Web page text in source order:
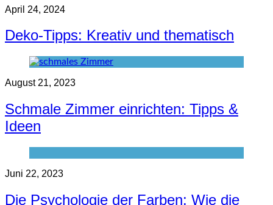
April 24, 2024
Deko-Tipps: Kreativ und thematisch
August 21, 2023
Schmale Zimmer einrichten: Tipps &
Ideen
Juni 22, 2023
Die Psychologie der Farben: Wie die